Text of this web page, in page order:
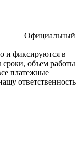
Официальный
и фиксируются в
сроки, объем работы
платежные
ответственность